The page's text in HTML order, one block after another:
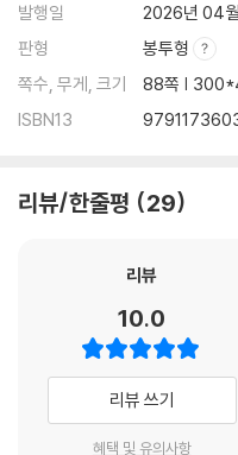
발행일
2026년 04
판형
봉투형
쪽수, 무게, 크기
88쪽 |
ISBN13
리뷰/한줄평 29
리뷰
10.0
리뷰 쓰기
혜택 및 유의사항